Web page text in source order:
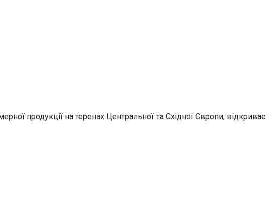
продукції на теренах Центральної та Східної Європи, відкриває